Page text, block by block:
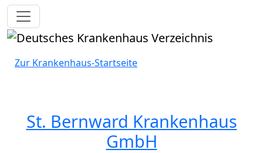
Toggle navigation
Zur Krankenhaus-Startseite
St. Bernward Krankenhaus
GmbH